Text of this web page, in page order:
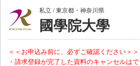
私立 / 東京都・神奈川県
國學院大學
＜＜お申込み前に、必ずご確認ください＞＞
・請求登録が完了した資料のキャンセルはで